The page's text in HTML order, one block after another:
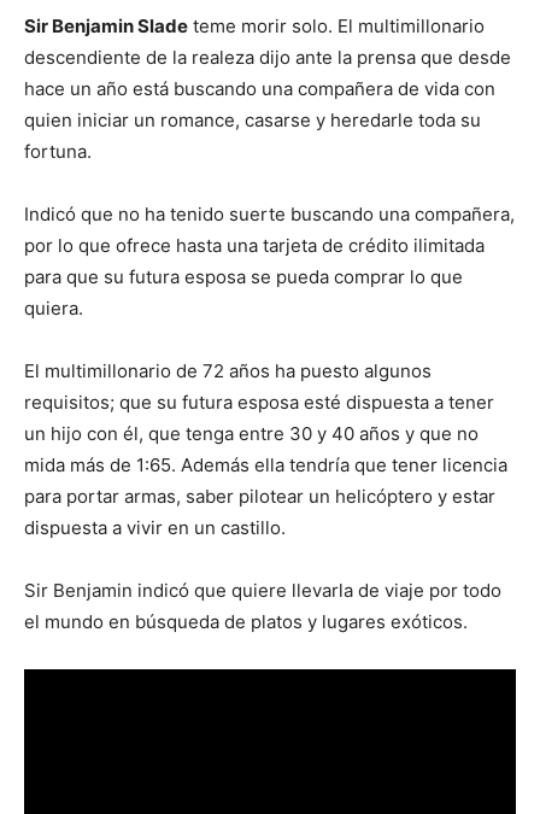
Sir Benjamin Slade teme morir solo. El multimillonario
descendiente de la realeza dijo ante la prensa que desde
hace un año está buscando una compañera de vida con
quien iniciar un romance, casarse y heredarle toda su
fortuna.
Indicó que no ha tenido suerte buscando una compañera,
por lo que ofrece hasta una tarjeta de crédito ilimitada
para que su futura esposa se pueda comprar lo que
quiera.
El multimillonario de 72 años ha puesto algunos
requisitos; que su futura esposa esté dispuesta a tener
un hijo con él, que tenga entre 30 y 40 años y que no
mida más de 1:65. Además ella tendría que tener licencia
para portar armas, saber pilotear un helicóptero y estar
dispuesta a vivir en un castillo.
Sir Benjamin indicó que quiere llevarla de viaje por todo
el mundo en búsqueda de platos y lugares exóticos.